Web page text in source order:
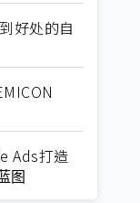
好处的自
Ads打造
图